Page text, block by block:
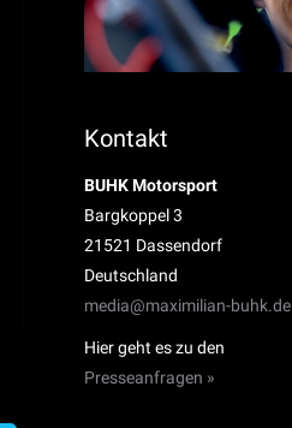
Kontakt
BUHK Motorsport
Bargkoppel 3
21521 Dassendorf
Deutschland
media@maximilian-buhk.de
Hier geht es zu den
Presseanfragen »